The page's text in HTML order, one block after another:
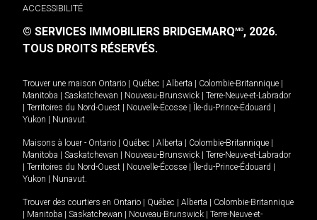
ACCESSIBILITÉ
© SERVICES IMMOBILIERS BRIDGEMARQMD, 2026.
TOUS DROITS RÉSERVÉS.
Trouver une maison Ontario Québec Alberta Colombie-Britannique
Manitoba
Saskatchewan Nouveau-Brunswick
Terre-Neuve-et-Labrador
Territoires du Nord-Ouest Nouvelle-Écosse Île-du-Prince-Édouard
Yukon
Nunavut.
Maisons à louer - Ontario Québec Alberta Colombie-Britannique
Manitoba
Saskatchewan Nouveau-Brunswick
Terre-Neuve-et-Labrador
Territoires du Nord-Ouest Nouvelle-Écosse Île-du-Prince-Édouard
Yukon
Nunavut.
Trouver des courtiers en Ontario Québec Alberta
Colombie-Britannique
Manitoba Saskatchewan Nouveau-Brunswick
Terre-Neuve-et-